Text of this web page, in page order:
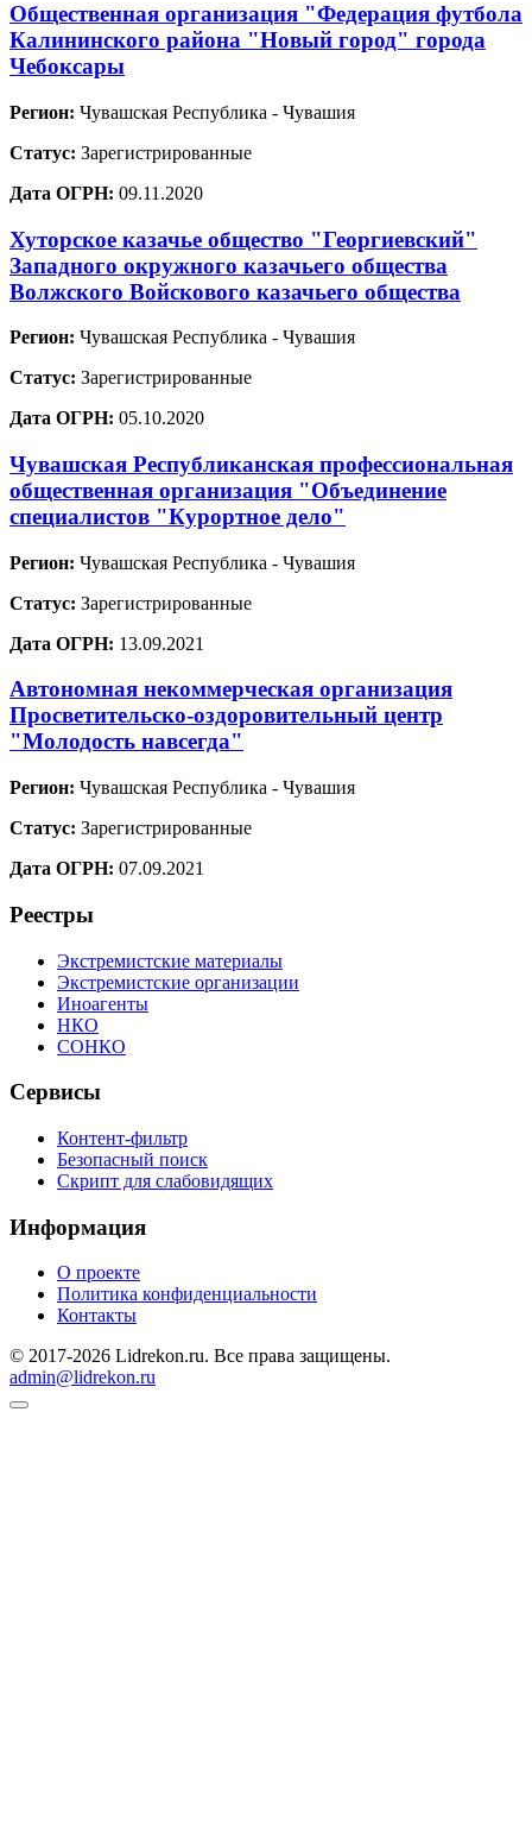
Общественная организация "Федерация футбола
Калининского района "Новый город" города
Чебоксары
Регион: Чувашская Республика - Чувашия
Статус: Зарегистрированные
Дата ОГРН: 09.11.2020
Хуторское казачье общество "Георгиевский"
Западного окружного казачьего общества
Волжского Войскового казачьего общества
Регион: Чувашская Республика - Чувашия
Статус: Зарегистрированные
Дата ОГРН: 05.10.2020
Чувашская Республиканская профессиональная
общественная организация "Объединение
специалистов "Курортное дело"
Регион: Чувашская Республика - Чувашия
Статус: Зарегистрированные
Дата ОГРН: 13.09.2021
Автономная некоммерческая организация
Просветительско-оздоровительный центр
"Молодость навсегда"
Регион: Чувашская Республика - Чувашия
Статус: Зарегистрированные
Дата ОГРН: 07.09.2021
Реестры
Экстремистские материалы
Экстремистские организации
Иноагенты
НКО
СОНКО
Сервисы
Контент-фильтр
Безопасный поиск
Скрипт для слабовидящих
Информация
О проекте
Политика конфиденциальности
Контакты
© 2017-2026 Lidrekon.ru. Все права защищены.
admin@lidrekon.ru